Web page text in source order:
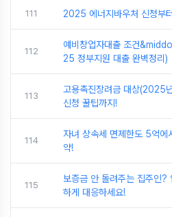
111 2025 에너지바우처 신청부
112
예비창업자대출 조건
25 정부지원 대출 완벽정리)
113
고용촉진장려금 대상(2025
신청 꿀팁까지!
114
자녀 상속세 면제한도 5억
약!
115
보증금 안 돌려주는 집주인?
하게 대응하세요!